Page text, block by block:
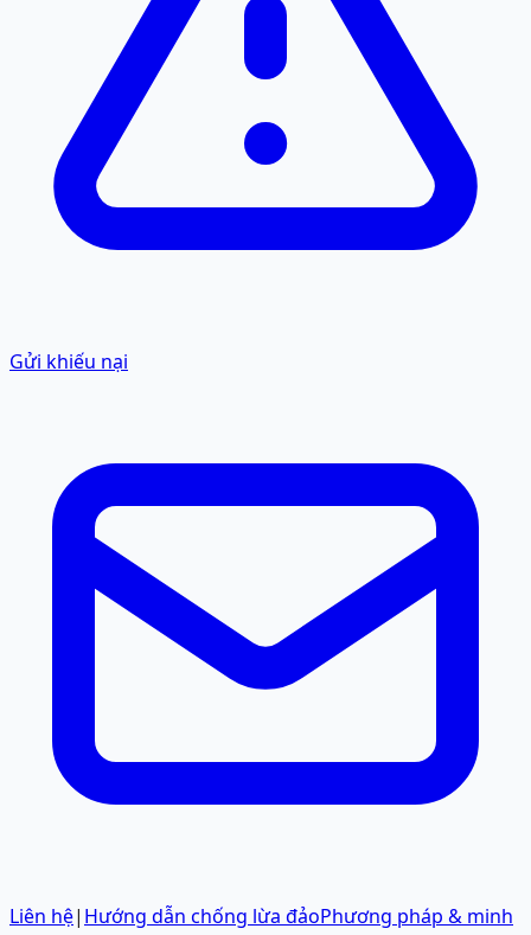
Gửi khiếu nại
Liên hệ| Hướng dẫn chống lừa đảoPhương pháp & minh